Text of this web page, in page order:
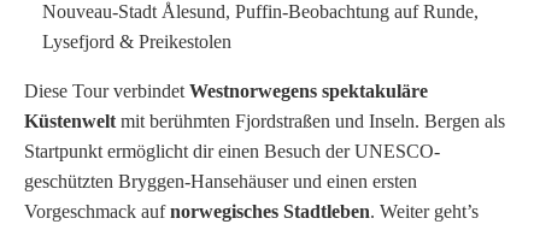
Nouveau-Stadt Ålesund, Puffin-Beobachtung auf Runde,
Lysefjord & Preikestolen
Diese Tour verbindet Westnorwegens spektakuläre
Küstenwelt mit berühmten Fjordstraßen und Inseln. Bergen als
Startpunkt ermöglicht dir einen Besuch der UNESCO-
geschützten Bryggen-Hansehäuser und einen ersten
Vorgeschmack aufnorwegisches Stadtleben. Weiter geht’s